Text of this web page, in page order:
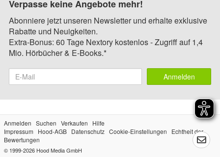
Verpasse keine Angebote mehr!
Abonniere jetzt unseren Newsletter und erhalte exklusive
Rabatte und Neuigkeiten.
Extra-Bonus: 60 Tage Nextory kostenlos - Zugriff auf 1,4
Mio. Hörbücher & E-Books.*
Anmelden
Anmelden Suchen Verkaufen
Hilfe
Impressum
Hood-AGB Datenschutz Cookie-Einstellungen
Echtheit der
Bewertungen
© 1999-2026 Hood Media GmbH